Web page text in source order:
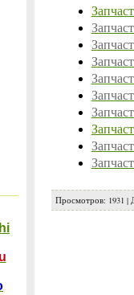
Просмотров: 1931 |